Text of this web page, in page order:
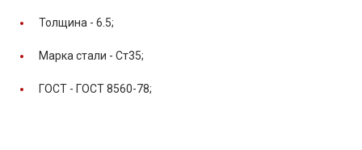
Толщина - 6.5;
Марка стали - Ст35;
ГОСТ - ГОСТ 8560-78;